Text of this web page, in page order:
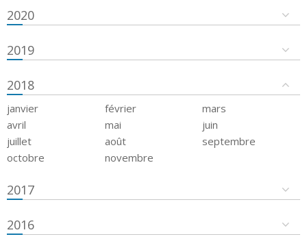
2020
2019
2018
janvier février
mars
avril
mai
juin
juillet
août
septembre
octobre
novembre
2017
2016